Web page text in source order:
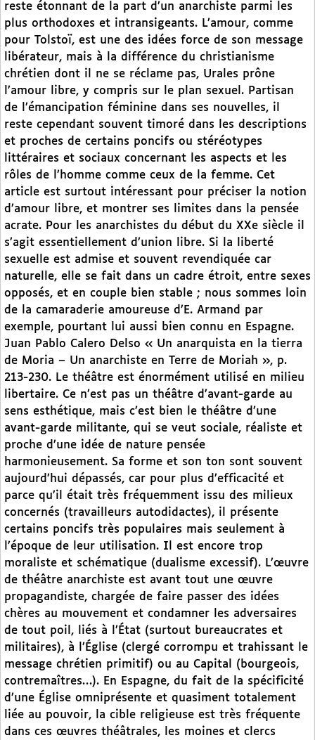
reste étonnant de la part d’un anarchiste parmi les
plus orthodoxes et intransigeants. L’amour, comme
pour Tolstoï, est une des idées force de son message
libérateur, mais à la différence du christianisme
chrétien dont il ne se réclame pas, Urales prône
l’amour libre, y compris sur le plan sexuel. Partisan
de l’émancipation féminine dans ses nouvelles, il
reste cependant souvent timoré dans les descriptions
et proches de certains poncifs ou stéréotypes
littéraires et sociaux concernant les aspects et les
rôles de l’homme comme ceux de la femme. Cet
article est surtout intéressant pour préciser la notion
d’amour libre, et montrer ses limites dans la pensée
acrate. Pour les anarchistes du début du XXe siècle il
s’agit essentiellement d’union libre. Si la liberté
sexuelle est admise et souvent revendiquée car
naturelle, elle se fait dans un cadre étroit, entre sexes
opposés, et en couple bien stable ; nous sommes loin
de la camaraderie amoureuse d’E. Armand par
exemple, pourtant lui aussi bien connu en Espagne.
Juan Pablo Calero Delso « Un anarquista en la tierra
de Moria – Un anarchiste en Terre de Moriah », p.
213-230. Le théâtre est énormément utilisé en milieu
libertaire. Ce n’est pas un théâtre d’avant-garde au
sens esthétique, mais c’est bien le théâtre d’une
avant-garde militante, qui se veut sociale, réaliste et
proche d’une idée de nature pensée
harmonieusement. Sa forme et son ton sont souvent
aujourd’hui dépassés, car pour plus d’efficacité et
parce qu’il était très fréquemment issu des milieux
concernés (travailleurs autodidactes), il présente
certains poncifs très populaires mais seulement à
l’époque de leur utilisation. Il est encore trop
moraliste et schématique (dualisme excessif). L’œuvre
de théâtre anarchiste est avant tout une œuvre
propagandiste, chargée de faire passer des idées
chères au mouvement et condamner les adversaires
de tout poil, liés à l’État (surtout bureaucrates et
militaires), à l’Église (clergé corrompu et trahissant le
message chrétien primitif) ou au Capital (bourgeois,
contremaîtres…). En Espagne, du fait de la spécificité
d’une Église omniprésente et quasiment totalement
liée au pouvoir, la cible religieuse est très fréquente
dans ces œuvres théâtrales, les moines et clercs